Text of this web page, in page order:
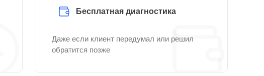
Бесплатная диагностика
Даже если клиент передумал или решил
обратится позже